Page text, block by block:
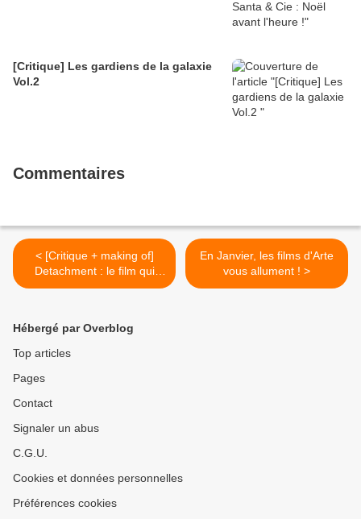
[Critique] Les gardiens de la galaxie
Vol.2
Commentaires
< [Critique + making of]
Detachment : le film qui
vous accroche !
En Janvier, les films d'Arte
vous allument ! >
Hébergé par Overblog
Top articles
Pages
Contact
Signaler un abus
C.G.U.
Cookies et données personnelles
Préférences cookies